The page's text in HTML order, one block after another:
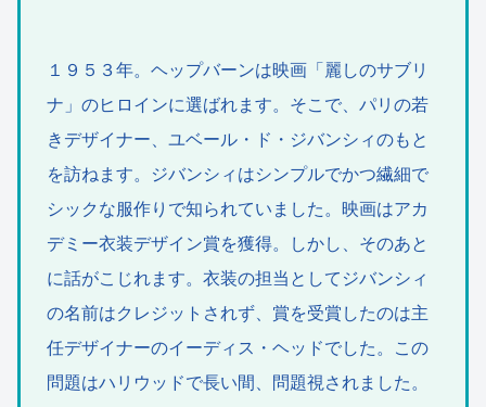
１９５３年。ヘップバーンは映画「麗しのサブリ
ナ」のヒロインに選ばれます。そこで、パリの若
きデザイナー、ユベール・ド・ジバンシィのもと
を訪ねます。ジバンシィはシンプルでかつ繊細で
シックな服作りで知られていました。映画はアカ
デミー衣装デザイン賞を獲得。しかし、そのあと
に話がこじれます。衣装の担当としてジバンシィ
の名前はクレジットされず、賞を受賞したのは主
任デザイナーのイーディス・ヘッドでした。この
問題はハリウッドで長い間、問題視されました。